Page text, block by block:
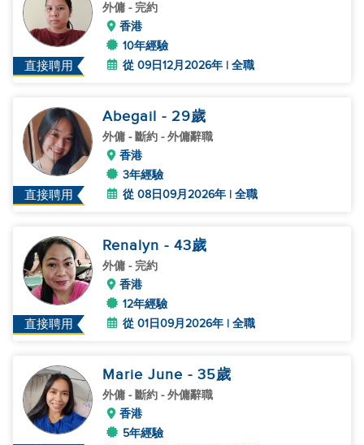
直接聘用
外傭 - 完約
香港
10年經驗
從 09日12月2026年 | 全職
直接聘用
Abegail - 29歲
外傭 - 斷約 - 外傭辭職
香港
3年經驗
從 08日09月2026年 | 全職
直接聘用
Renalyn - 43歲
外傭 - 完約
香港
12年經驗
從 01日09月2026年 | 全職
Marie June - 35歲
外傭 - 斷約 - 外傭辭職
香港
5年經驗